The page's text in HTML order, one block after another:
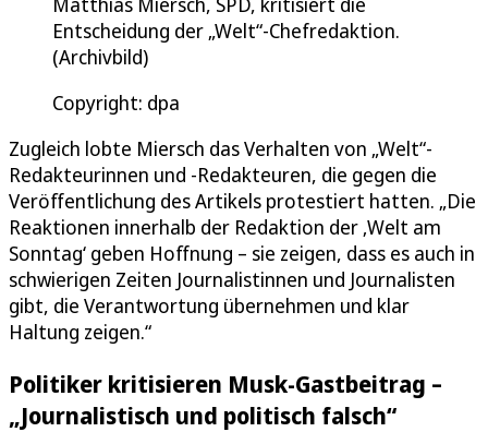
Entscheidung der „Welt“-Chefredaktion.
(Archivbild)
Copyright: dpa
Zugleich lobte Miersch das Verhalten von „Welt“-
Redakteurinnen und -Redakteuren, die gegen die
Veröffentlichung des Artikels protestiert hatten. „Die
Reaktionen innerhalb der Redaktion der ‚Welt am
Sonntag‘ geben Hoffnung – sie zeigen, dass es auch in
schwierigen Zeiten Journalistinnen und Journalisten
gibt, die Verantwortung übernehmen und klar
Haltung zeigen.“
Politiker kritisieren Musk-Gastbeitrag –
„Journalistisch und politisch falsch“